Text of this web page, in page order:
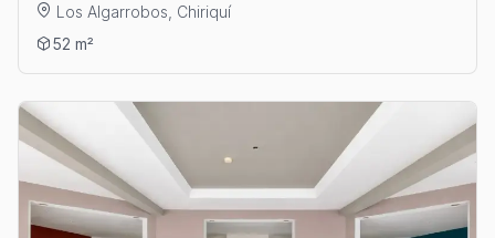
Los Algarrobos, Chiriquí
Ver detalles: VENTA Y ALQUILER DE LOCAL EN CHIRIQUÍ
52 m²